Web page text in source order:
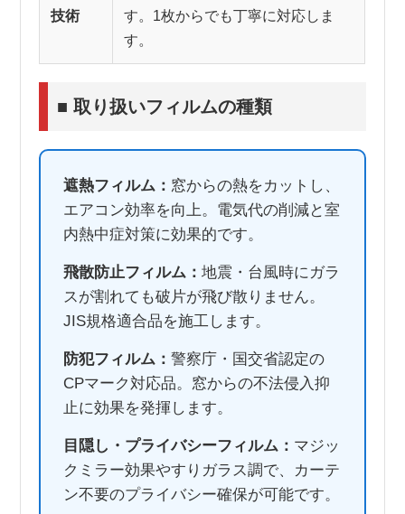
技術
す。1枚からでも丁寧に対応しま
す。
■ 取り扱いフィルムの種類
遮熱フィルム： 窓からの熱をカットし、
エアコン効率を向上。電気代の削減と室
内熱中症対策に効果的です。
飛散防止フィルム：地震・台風時にガラ
スが割れても破片が飛び散りません。
JIS規格適合品を施工します。
防犯フィルム：警察庁・国交省認定の
CPマーク対応品。窓からの不法侵入抑
止に効果を発揮します。
目隠し・プライバシーフィルム： マジッ
クミラー効果やすりガラス調で、カーテ
ン不要のプライバシー確保が可能です。